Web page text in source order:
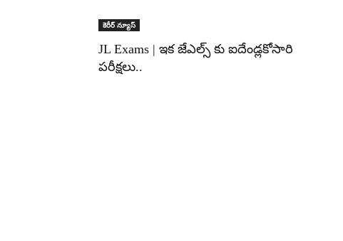
కెరీర్ న్యూస్
JL Exams | ఇక జేఎల్స్ కు ఐదేండ్లకోసారి
పరీక్షలు..